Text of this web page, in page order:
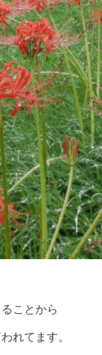
ことから
れてます。